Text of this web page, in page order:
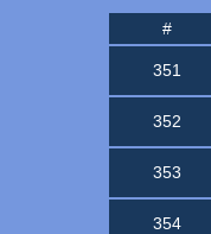
#
351
352
353
354